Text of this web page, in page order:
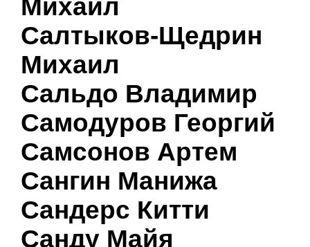
Михаил
Салтыков-Щедрин
Михаил
Сальдо Владимир
Самодуров Георгий
Самсонов Артем
Сангин Манижа
Сандерс Китти
Санду Майя